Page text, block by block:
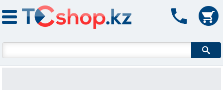
Форма поиска